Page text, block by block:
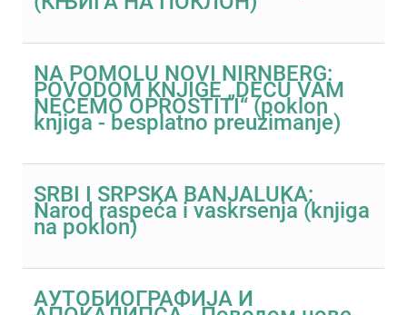
NA POMOLU NOVI NIRNBERG:
POVODOM KNJIGE „DECU VAM
NEĆEMO OPROSTITI“ (poklon
knjiga - besplatno preuzimanje)
SRBI I SRPSKA BANJALUKA:
Narod raspeća i vaskrsenja (knjiga
na poklon)
АУТОБИОГРАФИЈА И